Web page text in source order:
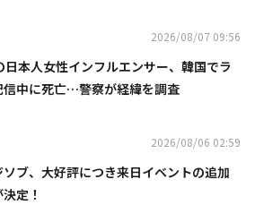
2026/08/07 09:56
日本人女性インフルエンサー、韓国でラ
信中に死亡…警察が経緯を調査
2026/08/06 02:59
ソブ、大好評につき来日イベントの追加
定！